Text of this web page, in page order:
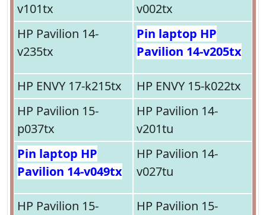
v101tx
v002tx
HP Pavilion 14-
v235tx
Pin laptop HP
Pavilion 14-v205tx
HP ENVY 17-k215tx
HP ENVY 15-k022tx
HP Pavilion 15-
p037tx
HP Pavilion 14-
v201tu
Pin laptop HP
Pavilion 14-v049tx
HP Pavilion 14-
v027tu
HP Pavilion 15-
HP Pavilion 15-